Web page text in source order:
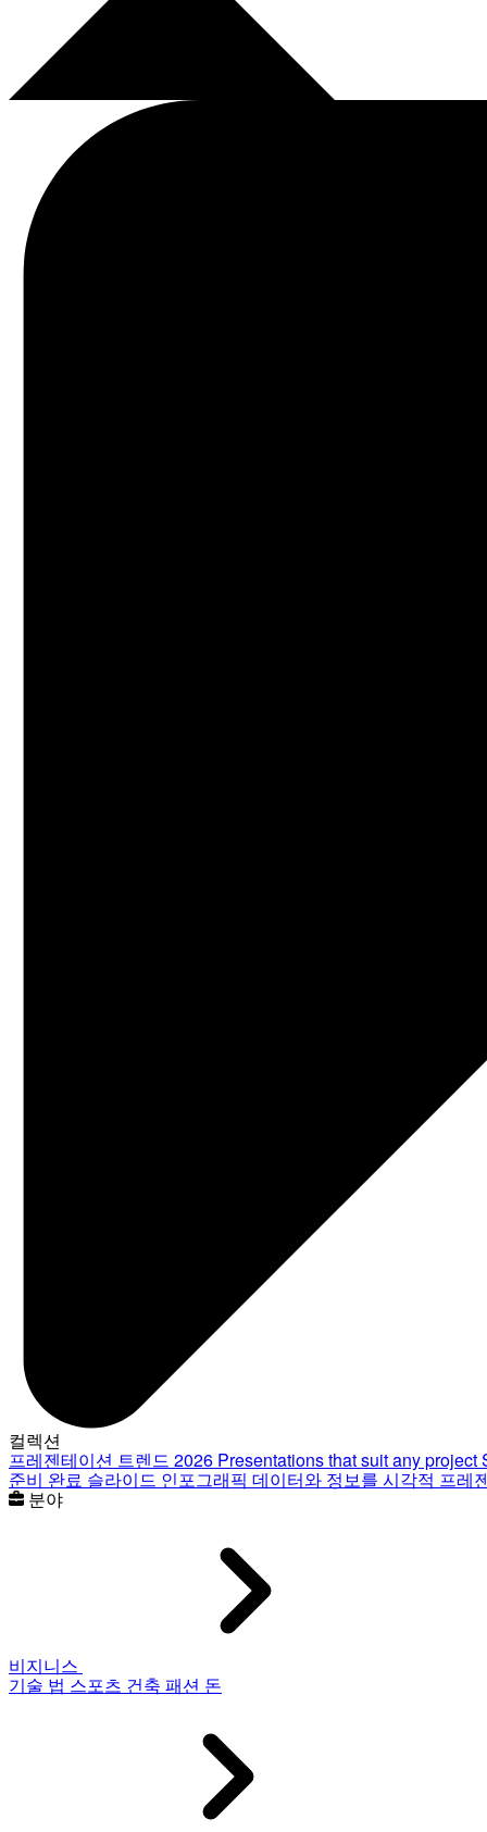
컬렉션
프레젠테이션 트렌드 2026 Presentations that suit any project
준비 완료 슬라이드 인포그래픽 데이터와 정보를 시각적 프레
분야
비지니스
기술 법 스포츠 건축 패션 돈